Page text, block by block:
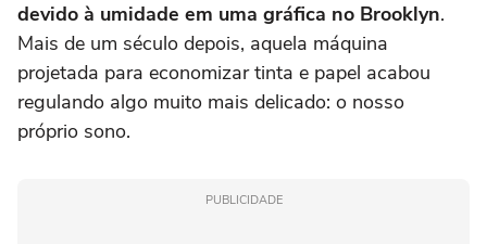
devido à umidade em uma gráfica no Brooklyn.
Mais de um século depois, aquela máquina
projetada para economizar tinta e papel acabou
regulando algo muito mais delicado: o nosso
próprio sono.
PUBLICIDADE